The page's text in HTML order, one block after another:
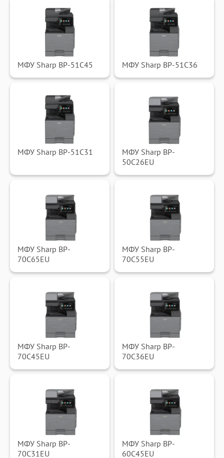
МФУ Sharp BP-51C45 МФУ Sharp BP-51C36
МФУ Sharp BP-51C31
МФУ Sharp BP-
50C26EU
МФУ Sharp BP-
70C65EU
МФУ Sharp BP-
70C55EU
МФУ Sharp BP-
70C45EU
МФУ Sharp BP-
70C36EU
МФУ Sharp BP-
70C31EU
МФУ Sharp BP-
60C45EU